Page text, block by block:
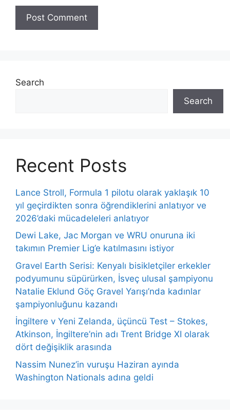
Search
Search
Recent Posts
Lance Stroll, Formula 1 pilotu olarak yaklaşık 10
yıl geçirdikten sonra öğrendiklerini anlatıyor ve
2026’daki mücadeleleri anlatıyor
Dewi Lake, Jac Morgan ve WRU onuruna iki
takımın Premier Lig’e katılmasını istiyor
Gravel Earth Serisi: Kenyalı bisikletçiler erkekler
podyumunu süpürürken, İsveç ulusal şampiyonu
Natalie Eklund Göç Gravel Yarışı’nda kadınlar
şampiyonluğunu kazandı
İngiltere v Yeni Zelanda, üçüncü Test – Stokes,
Atkinson, İngiltere’nin adı Trent Bridge XI olarak
dört değişiklik arasında
Nassim Nunez’in vuruşu Haziran ayında
Washington Nationals adına geldi